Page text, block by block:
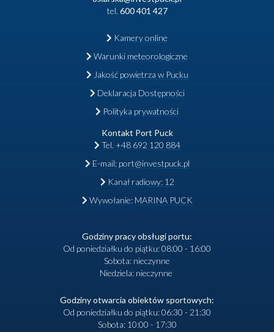
tel. 600 401 427
Kamery online
Warunki meteorologiczne
Jakość powietrza w Pucku
Deklaracja Dostępności
Polityka prywatności
Kontakt Port Puck
Tel. +48 692 120 884
E-mail: port@investpuck.pl
Kanał radiowy: 12
Wywołanie: MARINA PUCK
Godziny pracy obsługi portu:
Od poniedziałku do piątku: 08:00 - 16:00
Sobota: nieczynne
Niedziela: nieczynne
Godziny otwarcia obiektów sportowych:
Od poniedziałku do piątku: 06:30 - 21:30
Sobota: 10:00 - 17:30